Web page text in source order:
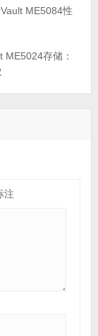
ME5084性
ME5024存储：
注